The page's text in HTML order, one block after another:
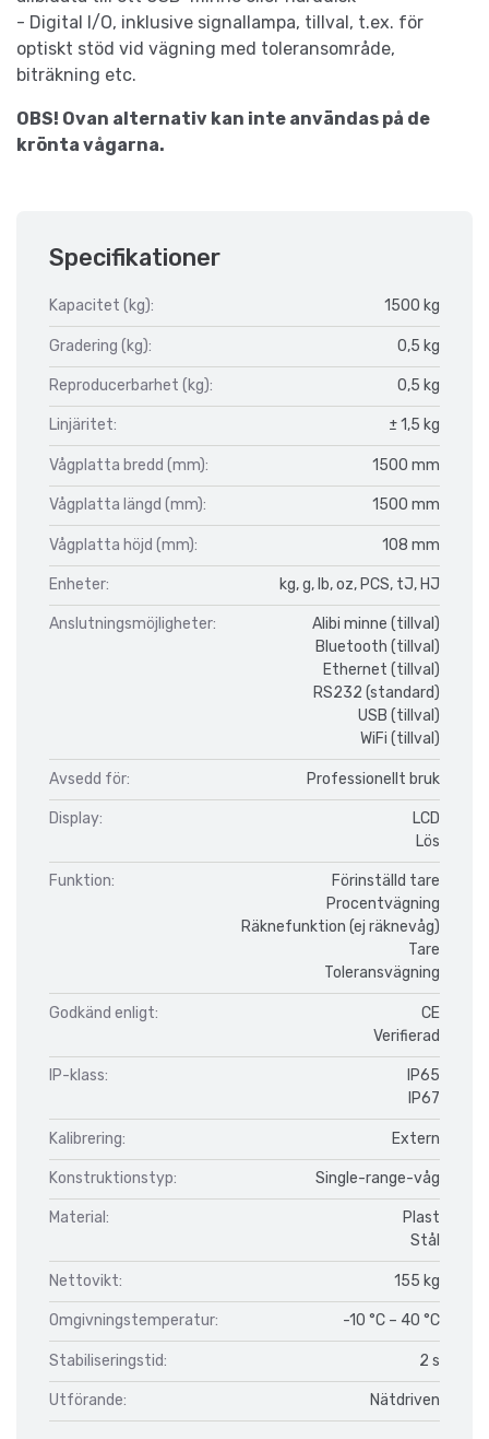
- Digital I/O, inklusive signallampa, tillval, t.ex. för
optiskt stöd vid vägning med toleransområde,
biträkning etc.
OBS! Ovan alternativ kan inte användas på de
krönta vågarna.
Specifikationer
Kapacitet (kg): 1500 kg
Gradering (kg): 0,5 kg
Reproducerbarhet (kg): 0,5 kg
Linjäritet: ± 1,5 kg
Vågplatta bredd (mm): 1500 mm
Vågplatta längd (mm): 1500 mm
Vågplatta höjd (mm): 108 mm
Enheter: kg, g, lb, oz, PCS, tJ, HJ
Anslutningsmöjligheter:
Alibi minne (tillval)
Bluetooth (tillval)
Ethernet (tillval)
RS232 (standard)
USB (tillval)
WiFi (tillval)
Avsedd för: Professionellt bruk
Display:
LCD
Lös
Funktion:
Förinställd tare
Procentvägning
Räknefunktion (ej räknevåg)
Tare
Toleransvägning
Godkänd enligt:
CE
Verifierad
IP-klass:
IP65
IP67
Kalibrering: Extern
Konstruktionstyp: Single-range-våg
Material:
Plast
Stål
Nettovikt: 155 kg
Omgivningstemperatur: -10 °C – 40 °C
Stabiliseringstid: 2 s
Utförande: Nätdriven